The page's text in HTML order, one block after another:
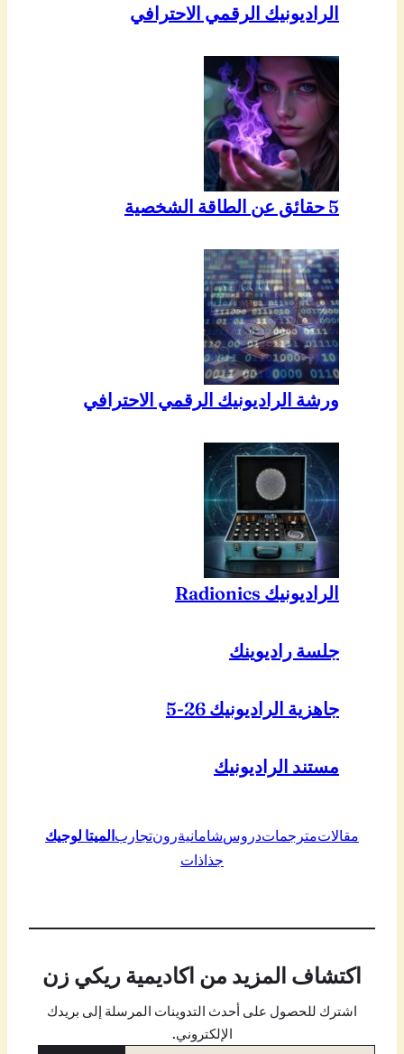
الراديونيك الرقمي الاحترافي
5 حقائق عن الطاقة الشخصية
ورشة الراديونيك الرقمي الاحترافي
الراديونيك Radionics
جلسة راديوينك
جاهزية الراديونيك 26-5
مستند الراديونيك
مقالاتمترجماتدروسشامانيةرونتجاربالميتا لوجيك
جذاذات
اكتشاف المزيد من اكاديمية ريكي زن
اشترك للحصول على أحدث التدوينات المرسلة إلى بريدك
الإلكتروني.
كتابة بريدك الإلكتروني…